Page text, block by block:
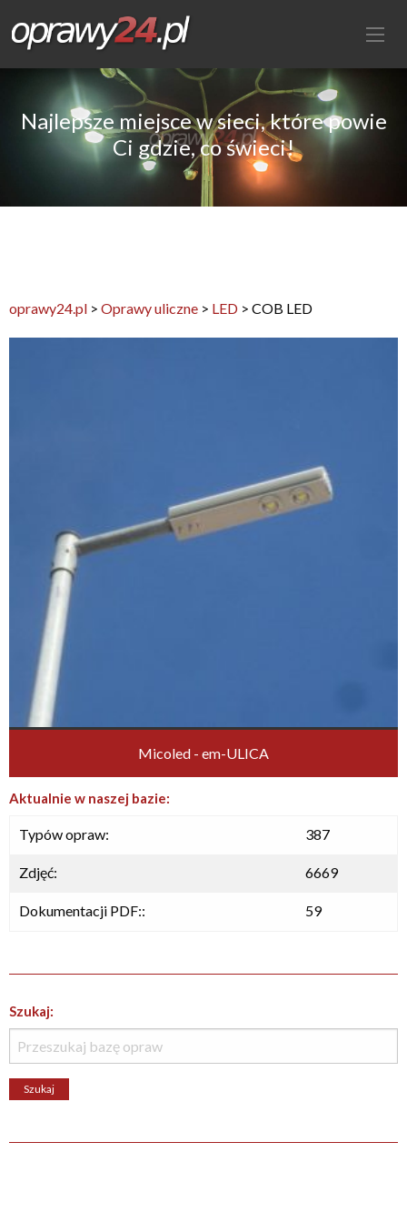
Najlepsze miejsce w sieci, które powie
Ci gdzie, co świeci!
oprawy24.pl > Oprawy uliczne > LED > COB LED
Micoled - em-ULICA
Aktualnie w naszej bazie:
Typów opraw: 387
Zdjęć: 6669
Dokumentacji PDF:: 59
Szukaj: